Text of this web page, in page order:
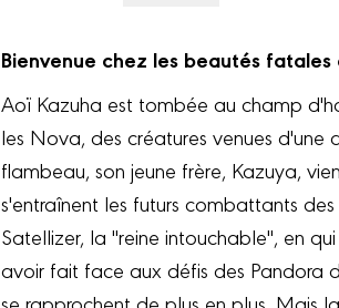
Bienvenue chez les beautés
Aoï Kazuha est tombée au champ
les Nova, des créatures venues d'une
flambeau, son jeune frère, Kazuya,
s'entraînent les futurs combattants
Satellizer, la "reine intouchable", en
avoir fait face aux défis des Pandora